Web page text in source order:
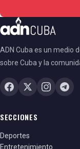
ADN Cuba es un medio
sobre Cuba y la
SECCIONES
Deportes
Entretenimiento